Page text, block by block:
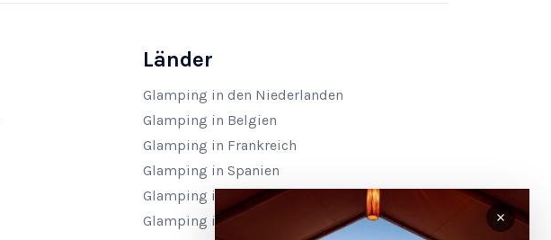
Länder
Glamping in den Niederlanden
Glamping in Belgien
Glamping in Frankreich
Glamping in Spanien
Glamping in Italien
Glamping in Kroatien